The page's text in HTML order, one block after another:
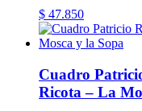
$ 47.850
Cuadro
Ricota – La